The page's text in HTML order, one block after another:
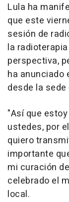
Lula ha
que este
sesión de
la
perspectiva,
ha anunciado
desde la sede
"Así que
ustedes, por
quiero
importante
mi curación
celebrado el
local.